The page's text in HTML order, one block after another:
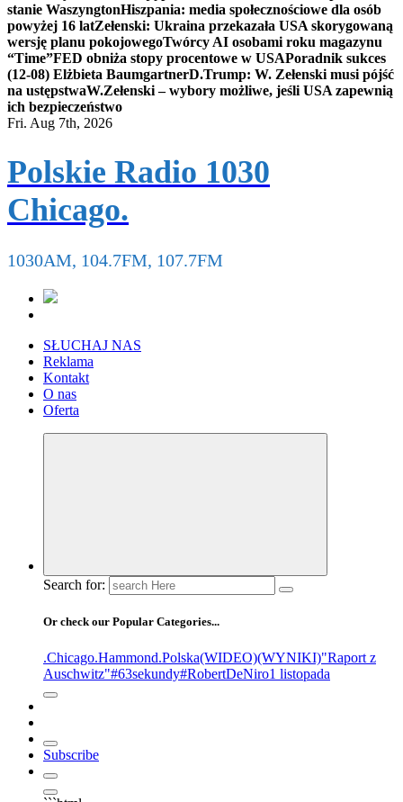
stanie WaszyngtonHiszpania: media społecznościowe dla osób
powyżej 16 latZełenski: Ukraina przekazała USA skorygowaną
wersję planu pokojowegoTwórcy AI osobami roku magazynu
“Time”FED obniża stopy procentowe w USAPoradnik sukces
(12-08) Elżbieta BaumgartnerD.Trump: W. Zełenski musi pójść
na ustępstwaW.Zełenski – wybory możliwe, jeśli USA zapewnią
ich bezpieczeństwo
Fri. Aug 7th, 2026
Polskie Radio 1030
Chicago.
1030AM, 104.7FM, 107.7FM
SŁUCHAJ NAS
Reklama
Kontakt
O nas
Oferta
Search for:
Or check our Popular Categories...
.Chicago.Hammond.Polska(WIDEO)(WYNIKI)"Raport z
Auschwitz"#63sekundy#RobertDeNiro1 listopada
Subscribe